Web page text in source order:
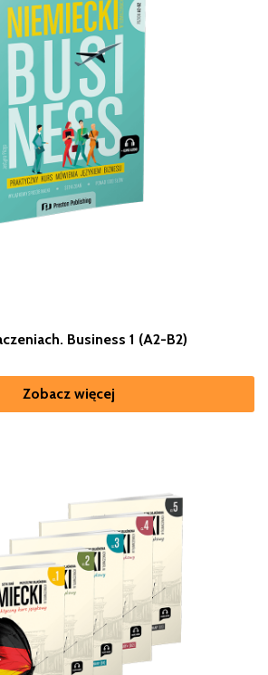
Business 1 (A2-B2)
Zobacz więcej